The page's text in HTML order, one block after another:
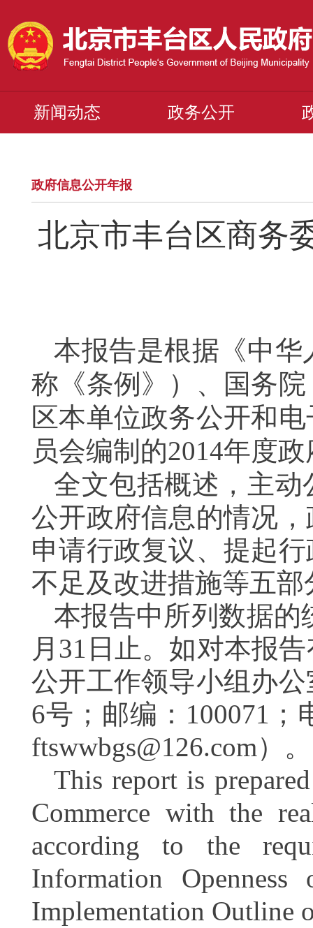
新闻动态 政务公开
政府信息公开年报
北京市丰台区商务
本报告是根据《中
称《条例》）、国务
区本单位政务公开和
员会编制的2014年度政
全文包括概述，主
公开政府信息的情况
申请行政复议、提起
不足及改进措施等五部
本报告中所列数据的
月 31 日止。如对本报
公开工作领导小组办
6号；邮编： 100071 ；
ftswwbgs@126.com）。
This report is
Commerce with the
according to the
Information
Implementation Outline